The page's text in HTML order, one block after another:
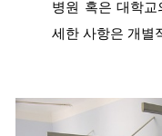
병원 혹은 대학교
세한 사항은 개별